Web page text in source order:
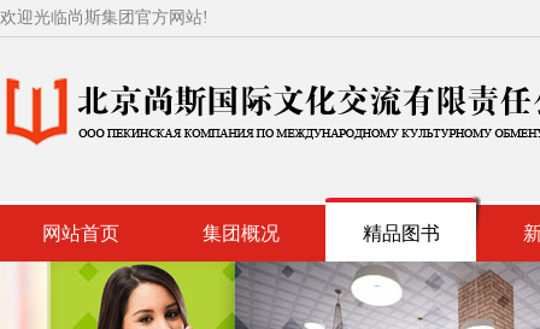
欢迎光临尚斯集团官方网站!
网站首页 集团概况 精品图书